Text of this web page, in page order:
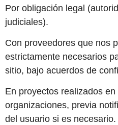
Por obligación legal
judiciales).
Con proveedores que nos
estrictamente necesarios
sitio, bajo acuerdos de
En proyectos realizados
organizaciones, previa
del usuario si es necesario.